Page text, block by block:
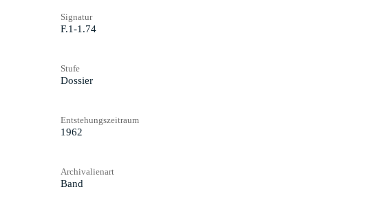
Signatur
F.1-1.74
Stufe
Dossier
Entstehungszeitraum
1962
Archivalienart
Band